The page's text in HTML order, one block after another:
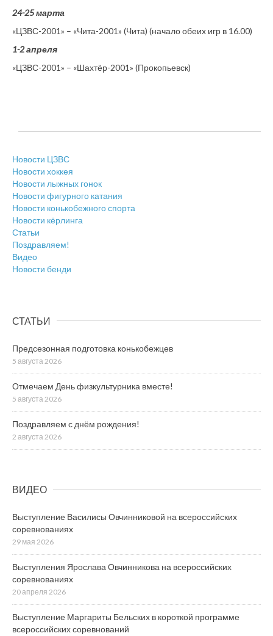
24-25 марта
«ЦЗВС-2001» – «Чита-2001» (Чита) (начало обеих игр в 16.00)
1-2 апреля
«ЦЗВС-2001» – «Шахтёр-2001» (Прокопьевск)
Новости ЦЗВС
Новости хоккея
Новости лыжных гонок
Новости фигурного катания
Новости конькобежного спорта
Новости кёрлинга
Статьи
Поздравляем!
Видео
Новости бенди
СТАТЬИ
Предсезонная подготовка конькобежцев
5 августа 2026
Отмечаем День физкультурника вместе!
5 августа 2026
Поздравляем с днём рождения!
2 августа 2026
ВИДЕО
Выступление Василисы Овчинниковой на всероссийских
соревнованиях
29 мая 2026
Выступления Ярослава Овчинникова на всероссийских
соревнованиях
20 апреля 2026
Выступление Маргариты Бельских в короткой программе
всероссийских соревнований